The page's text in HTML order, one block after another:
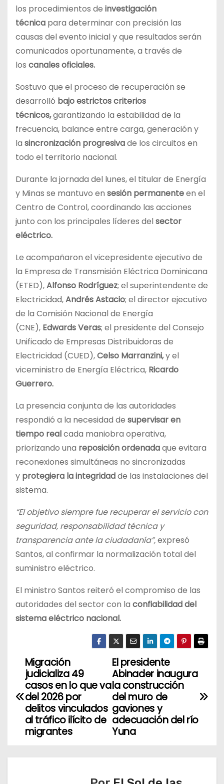
los procedimientos de investigación
técnica para determinar con precisión las
causas del evento inicial y que resultados serán
comunicados oportunamente, a través de
los canales oficiales.
Sostuvo que el proceso de recuperación se
desarrolló bajo estrictos criterios
técnicos,garantizando la estabilidad de la
frecuencia, balance entre carga, generación y
la sincronización progresivade los circuitos en
todo el territorio nacional.
Durante la jornada del lunes, el titular de Energía
y Minas se mantuvo en sesión permanenteen el
Centro de Control, coordinando las acciones
junto con los principales líderes delsector
eléctrico.
Le acompañaron el vicepresidente ejecutivo de
la Empresa de Transmisión Eléctrica Dominicana
(ETED),Alfonso Rodríguez; el superintendente de
Electricidad,Andrés Astacio; el director ejecutivo
de la Comisión Nacional de Energía
(CNE), Edwards Veras; el presidente del Consejo
Unificado de Empresas Distribuidoras de
Electricidad (CUED),Celso Marranzini,y el
viceministro de Energía Eléctrica, Ricardo
Guerrero.
La presencia conjunta de las autoridades
respondió a la necesidad de supervisar en
tiempo realcada maniobra operativa,
priorizando una reposición ordenadaque evitara
reconexiones simultáneas no sincronizadas
y protegiera la integridadde las instalaciones del
sistema.
“El objetivo siempre fue recuperar el servicio con
seguridad, responsabilidad técnica y
transparencia ante la ciudadanía”,expresó
Santos, al confirmar la normalización total del
suministro eléctrico.
El ministro Santos reiteró el compromiso de las
autoridades del sector con la confiabilidad del
sistema eléctrico nacional.
N
a
El presidente
Abinader inaugura
la construcción
del muro de
gaviones y
adecuación del río
Yuna
Migración
judicializa 49
casos en lo que va
del 2026 por
delitos vinculados
al tráfico ilícito de
migrantes